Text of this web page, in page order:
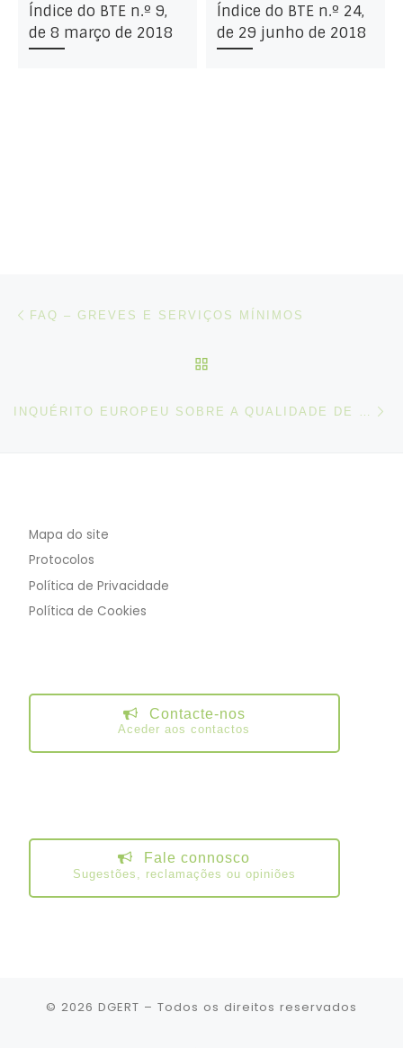
Índice do BTE n.º 9,
de 8 março de 2018
Índice do BTE n.º 24,
de 29 junho de 2018
Post navigation
FAQ – GREVES E SERVIÇOS MÍNIMOS
Mapa do site
Protocolos
Política de Privacidade
Política de Cookies
Contacte-nos
Aceder aos contactos
Fale connosco
Sugestões, reclamações ou opiniões
© 2026 DGERT – Todos os direitos reservados